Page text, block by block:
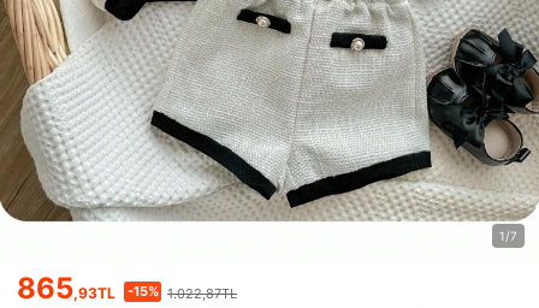
1/7
865,93TL -15% 1.022,87TL